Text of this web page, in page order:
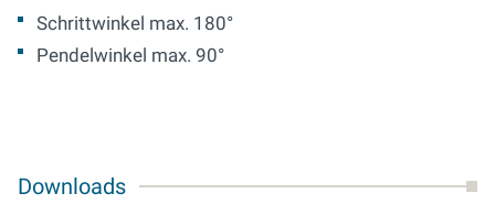
Schrittwinkel max. 180°
Pendelwinkel max. 90°
Downloads